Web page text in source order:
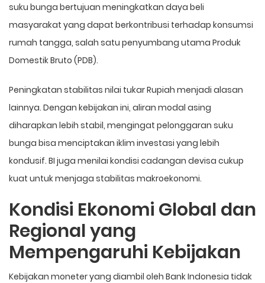
suku bunga bertujuan meningkatkan daya beli
masyarakat yang dapat berkontribusi terhadap konsumsi
rumah tangga, salah satu penyumbang utama Produk
Domestik Bruto (PDB).
Peningkatan stabilitas nilai tukar Rupiah menjadi alasan
lainnya. Dengan kebijakan ini, aliran modal asing
diharapkan lebih stabil, mengingat pelonggaran suku
bunga bisa menciptakan iklim investasi yang lebih
kondusif. BI juga menilai kondisi cadangan devisa cukup
kuat untuk menjaga stabilitas makroekonomi.
Kondisi Ekonomi Global dan
Regional yang
Mempengaruhi Kebijakan
Kebijakan moneter yang diambil oleh Bank Indonesia tidak